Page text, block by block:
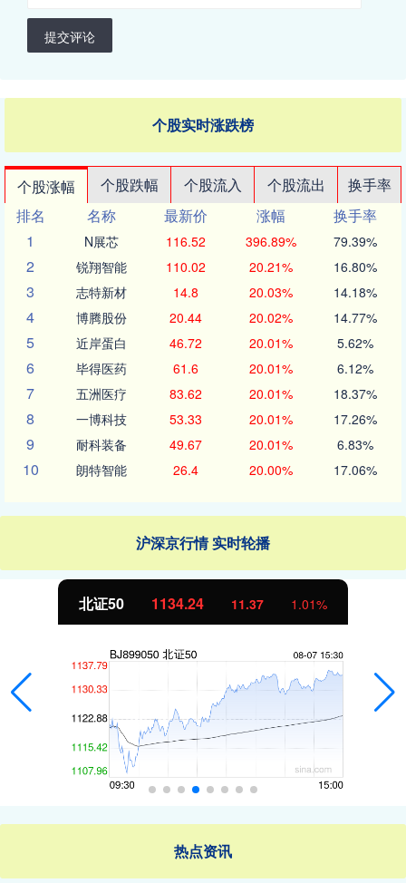
提交评论
个股实时涨跌榜
个股涨幅 个股跌幅 个股流入 个股流出
换手率
排名
名称 最新价 涨幅
换手率
1
N展芯 116.52 396.89% 79.39%
2 锐翔智能 110.02 20.21% 16.80%
3 志特新材 14.8 20.03% 14.18%
4 博腾股份 20.44 20.02% 14.77%
5 近岸蛋白 46.72 20.01% 5.62%
6 毕得医药 61.6 20.01% 6.12%
7 五洲医疗 83.62 20.01% 18.37%
8 一博科技 53.33 20.01% 17.26%
9 耐科装备 49.67 20.01% 6.83%
10 朗特智能 26.4 20.00% 17.06%
沪深京行情 实时轮播
北证50 1134.24 11.37 1.01%
热点资讯